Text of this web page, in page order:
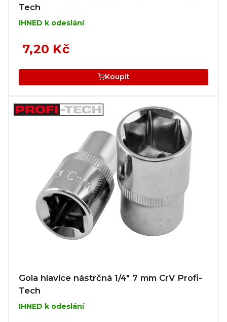
Tech
IHNED k odeslání
7,20 Kč
Koupit
Gola hlavice nástrčná 1/4" 7 mm CrV Profi-
Tech
IHNED k odeslání